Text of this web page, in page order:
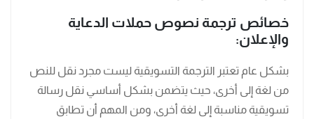
خصائص ترجمة نصوص حملات الدعاية
والإعلان:
بشكل عام تعتبر الترجمة التسويقية ليست مجرد نقل للنص
من لغة إلى أخرى، حيث يتضمن بشكل أساسي نقل رسالة
تسويقية مناسبة إلى لغة أخرى، ومن المهم أن تطابق